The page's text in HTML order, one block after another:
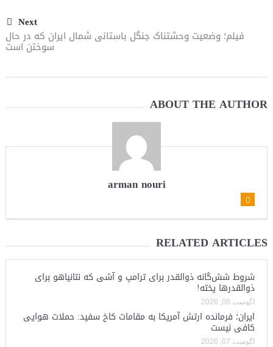
Next
فیلم؛ وضعیت وحشتناک جنگل باستانی شمال ایران که در حال
سوختن است
ABOUT THE AUTHOR
arman nouri
RELATED ARTICLES
شروط شش‌گانه ذوالقدر برای ترامپ و آشی که نتانیاهو برای
ذوالقدرها پخته!
آگوست 08, 2026
ایران؛ فرمانده ارتش آمریکا به مقامات کاخ سفید: حملات هوایی
کافی نیست
آگوست 07, 2026